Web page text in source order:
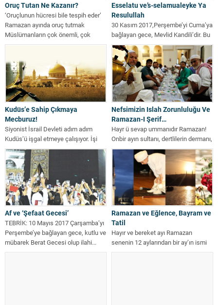
Oruç Tutan Ne Kazanır?
‘Oruçlunun hücresi bile tespih eder’
Ramazan ayında oruç tutmak
Müslümanların çok önemli, çok
sevaplı, İslâm’ın...
Esselatu ve’s-selamualeyke Ya
Resulullah
30 Kasım 2017,Perşembe’yi Cuma’ya
bağlayan gece, Mevlid Kandili’dir. Bu
vesileyle, tüm mümin
kardeşlerimizim Mevlid gecesini...
Kudüs’e Sahip Çıkmaya
Mecburuz!
Siyonist İsrail Devleti adım adım
Kudüs’ü işgal etmeye çalışıyor. İşi
Kudüs’ü başkent ilan etmeye kadar...
Nefsimizin Islah Zorunluluğu Ve
Ramazan-I Şerif…
Hayr ü sevap ummanıdır Ramazan!
Onbir ayın sultanı, dertlilerin dermanı,
suçluların sebeb-i gufranı, hayr ü...
Af ve ‘Şefaat Gecesi’
TEBRİK: 10 Mayıs 2017 Çarşamba’yı
Perşembe’ye bağlayan gece, kutlu ve
mübarek Berat Gecesi olup ilahi...
Ramazan ve Eğlence, Bayram ve
Tatil
Hayır ve bereket ayı Ramazan
senenin 12 aylarından bir ay’ın ismi
olan ve bu ayın...